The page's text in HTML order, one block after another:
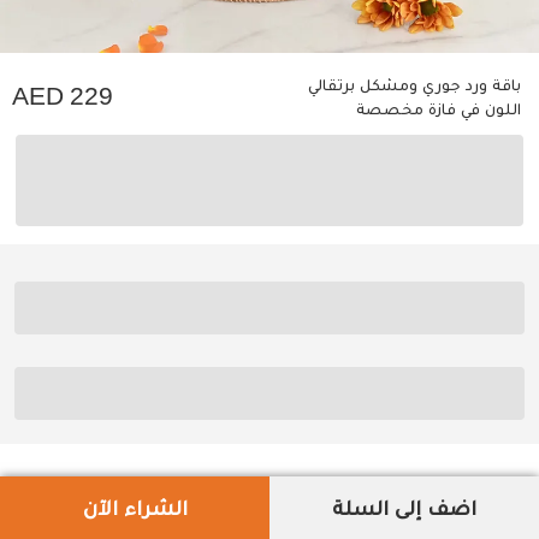
باقة ورد جوري ومشكل برتقالي
اللون في فازة مخصصة
229
اضف إلى السلة الشراء الآن